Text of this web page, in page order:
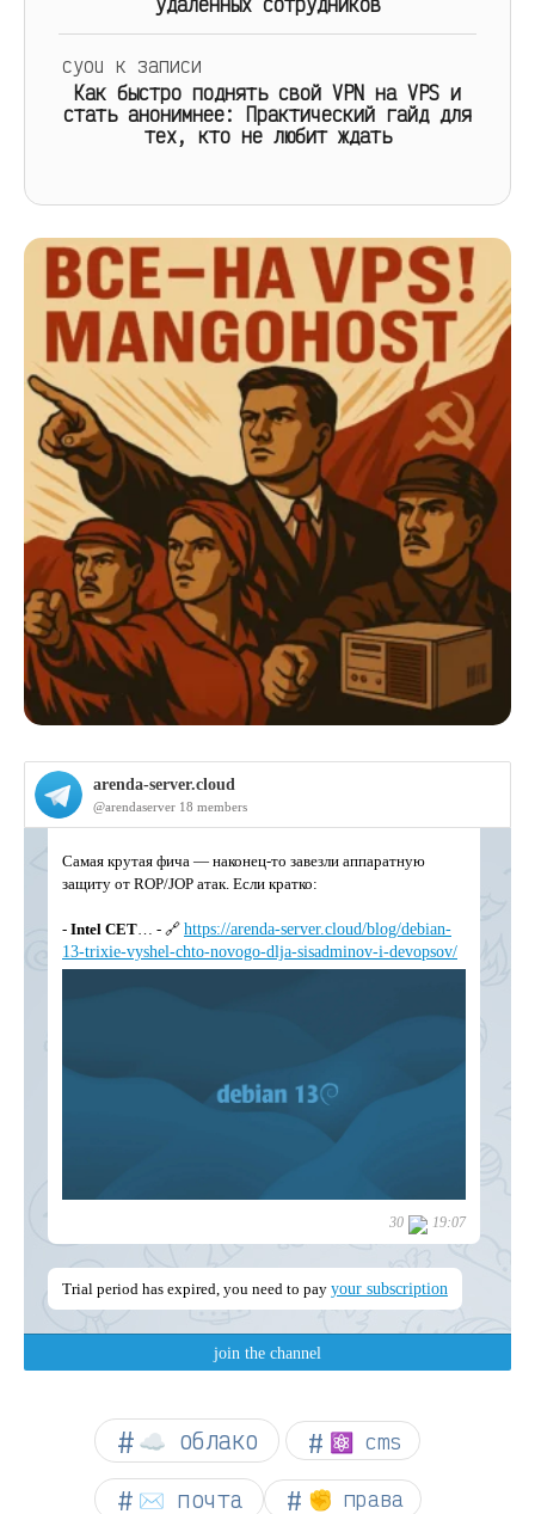
cyou к записи
Как быстро поднять свой VPN на VPS и
стать анонимнее: Практический гайд для
тех, кто не любит ждать
☁︎ облако ⚛ cms
✉️ почта ✊ права